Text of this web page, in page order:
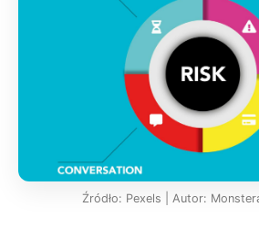
Źródło: Pexels | Autor: